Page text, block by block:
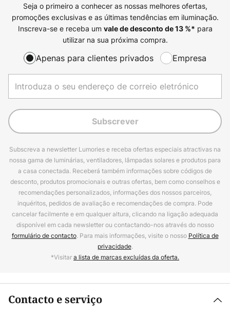
Seja o primeiro a conhecer as nossas melhores ofertas,
promoções exclusivas e as últimas tendências em iluminação.
Inscreva-se e receba um vale de desconto de13%* para
utilizar na sua próxima compra.
Apenas para clientes privados Empresa
Subscrever
Subscreva a newsletter Lumories e receba ofertas especiais atractivas na
nossa gama de luminárias, ventiladores, lâmpadas solares e produtos para
a casa conectada. Receberá também informações sobre códigos de
desconto, produtos promocionais e outras ofertas, bem como conselhos e
recomendações personalizados, informações dos nossos parceiros,
inquéritos, pedidos de avaliação e recomendações de compra. Pode
cancelar facilmente e em qualquer altura, clicando na ligação adequada
disponível em cada newsletter ou contactando-nos através do nosso
formulário de contacto. Para mais informações, visite o nosso Política de
privacidade.
*Visitara lista de marcas excluídas da oferta.
Contacto e serviço